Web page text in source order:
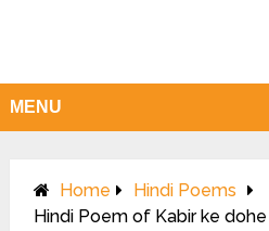
MENU
Home
Hindi Poems
Hindi Poem of Kabir ke